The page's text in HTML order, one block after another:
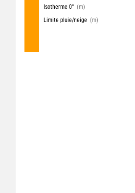
Isotherme 0° (m)
Limite pluie/neige (m)